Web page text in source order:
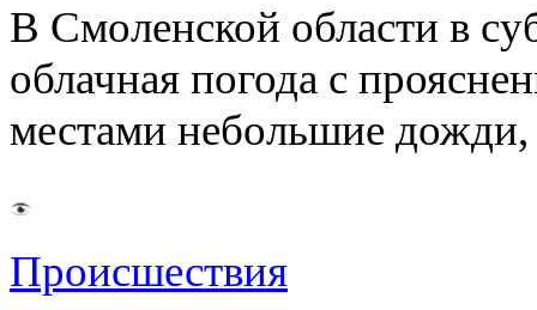
В Смоленской области в
облачная погода с
местами небольшие
Происшествия